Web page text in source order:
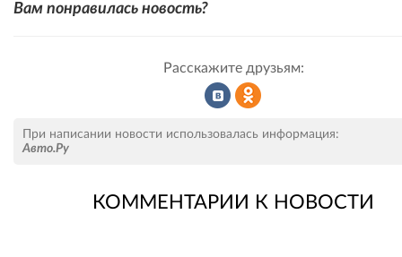
Вам понравилась новость?
Расскажите друзьям:
во
При написании новости использовалась информация:
Авто.Ру
КОММЕНТАРИИ К НОВОСТИ